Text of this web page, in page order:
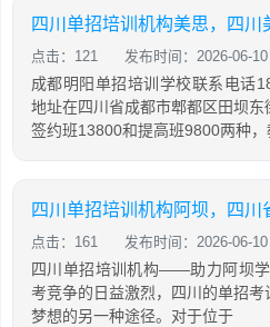
四川单招培训机构美思，四川
点击：121 发布时间：2026-06-10
成都明阳单招培训学校联系电话
地址在四川省成都市郫都区田坝
签约班13800和提高班9800两种，
四川单招培训机构阿坝，四川
点击：161 发布时间：2026-06-10
四川单招培训机构——助力阿坝
考竞争的日益激烈，四川的单招
梦想的另一种途径。对于位于